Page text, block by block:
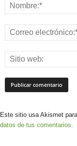
Este sitio usa Akismet
datos de tus comentarios.